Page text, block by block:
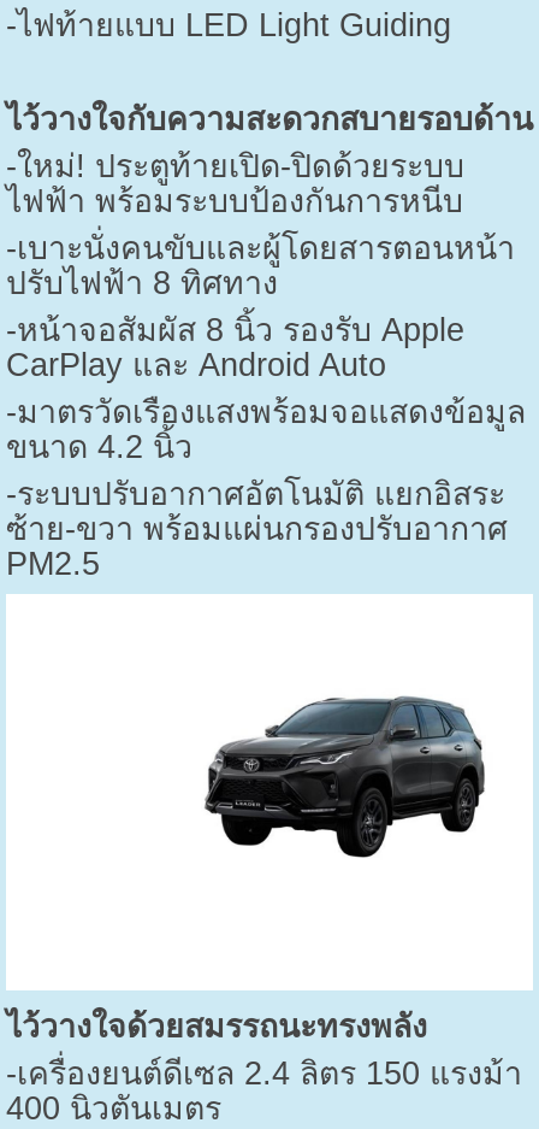
-ไฟท้ายแบบ LED Light Guiding
ไว้วางใจกับความสะดวกสบายรอบด้าน
-ใหม่! ประตูท้ายเปิด-ปิดด้วยระบบ
ไฟฟ้า พร้อมระบบป้องกันการหนีบ
-เบาะนั่งคนขับและผู้โดยสารตอนหน้า
ปรับไฟฟ้า 8 ทิศทาง
-หน้าจอสัมผัส 8 นิ้ว รองรับ Apple
CarPlay และ Android Auto
-มาตรวัดเรืองแสงพร้อมจอแสดงข้อมูล
ขนาด 4.2 นิ้ว
-ระบบปรับอากาศอัตโนมัติ แยกอิสระ
ซ้าย-ขวา พร้อมแผ่นกรองปรับอากาศ
PM2.5
ไว้วางใจด้วยสมรรถนะทรงพลัง
-เครื่องยนต์ดีเซล 2.4ลิตร 150 แรงม้า
400 นิวตันเมตร